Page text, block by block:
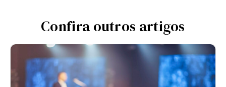
Confira outros artigos